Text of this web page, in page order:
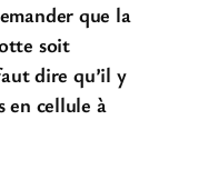
que la
soit
dire qu’il y
en cellule à